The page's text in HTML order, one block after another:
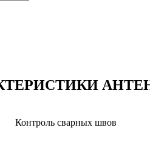
Контроль сварных швов